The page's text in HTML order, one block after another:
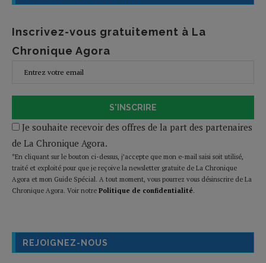
Inscrivez-vous gratuitement à La
Chronique Agora
S'INSCRIRE
Je souhaite recevoir des offres de la part des partenaires
de La Chronique Agora.
*En cliquant sur le bouton ci-dessus, j’accepte que mon e-mail saisi soit utilisé,
traité et exploité pour que je reçoive la newsletter gratuite de La Chronique
Agora et mon Guide Spécial. A tout moment, vous pourrez vous désinscrire de La
Chronique Agora. Voir notre Politique de confidentialité.
REJOIGNEZ-NOUS